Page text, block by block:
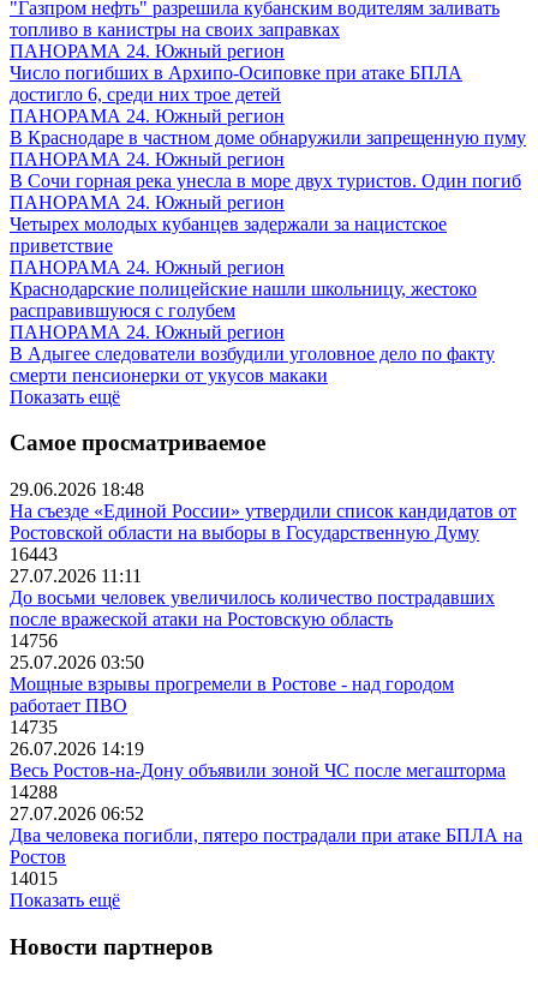
"Газпром нефть" разрешила кубанским водителям заливать
топливо в канистры на своих заправках
ПАНОРАМА 24. Южный регион
Число погибших в Архипо-Осиповке при атаке БПЛА
достигло 6, среди них трое детей
ПАНОРАМА 24. Южный регион
В Краснодаре в частном доме обнаружили запрещенную пуму
ПАНОРАМА 24. Южный регион
В Сочи горная река унесла в море двух туристов. Один погиб
ПАНОРАМА 24. Южный регион
Четырех молодых кубанцев задержали за нацистское
приветствие
ПАНОРАМА 24. Южный регион
Краснодарские полицейские нашли школьницу, жестоко
расправившуюся с голубем
ПАНОРАМА 24. Южный регион
В Адыгее следователи возбудили уголовное дело по факту
смерти пенсионерки от укусов макаки
Показать ещё
Самое просматриваемое
29.06.2026 18:48
На съезде «Единой России» утвердили список кандидатов от
Ростовской области на выборы в Государственную Думу
16443
27.07.2026 11:11
До восьми человек увеличилось количество пострадавших
после вражеской атаки на Ростовскую область
14756
25.07.2026 03:50
Мощные взрывы прогремели в Ростове - над городом
работает ПВО
14735
26.07.2026 14:19
Весь Ростов-на-Дону объявили зоной ЧС после мегашторма
14288
27.07.2026 06:52
Два человека погибли, пятеро пострадали при атаке БПЛА на
Ростов
14015
Показать ещё
Новости партнеров